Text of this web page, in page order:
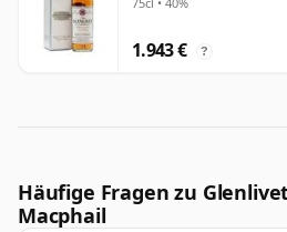
1.943 € ?
Häufige Fragen zu
Macphail